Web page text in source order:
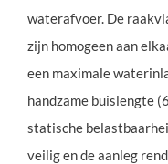
waterafvoer. De
zijn homogeen aan
een maximale
handzame buislengte
statische
veilig en de aanleg